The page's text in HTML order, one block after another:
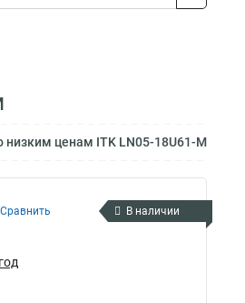
низким ценам ITK LN05-18U61-M
Сравнить В наличии